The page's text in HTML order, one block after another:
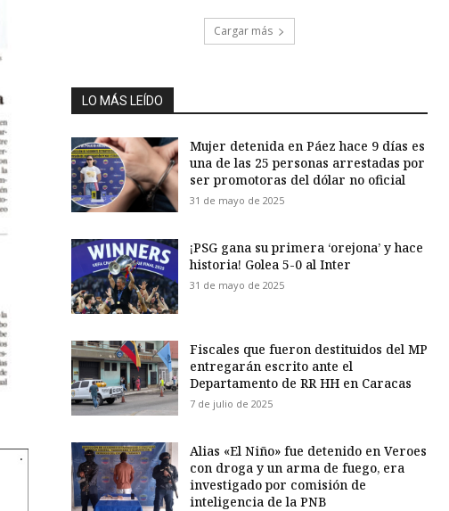
Cargar más
LO MÁS LEÍDO
Mujer detenida en Páez hace 9 días es
una de las 25 personas arrestadas por
ser promotoras del dólar no oficial
31 de mayo de 2025
¡PSG gana su primera ‘orejona’ y hace
historia! Golea 5-0 al Inter
31 de mayo de 2025
Fiscales que fueron destituidos del MP
entregarán escrito ante el
Departamento de RR HH en Caracas
7 de julio de 2025
Alias «El Niño» fue detenido en Veroes
con droga y un arma de fuego, era
investigado por comisión de
inteligencia de la PNB